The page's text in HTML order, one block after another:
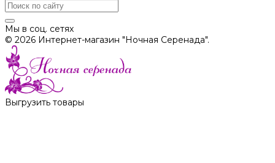
Мы в соц. сетях
© 2026 Интернет-магазин "Ночная Серенада".
Выгрузить товары